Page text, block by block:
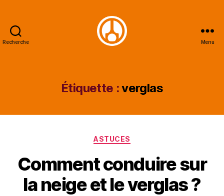
Recherche Menu
Étiquette :verglas
Catégories
ASTUCES
Comment conduire sur
la neige et le verglas ?